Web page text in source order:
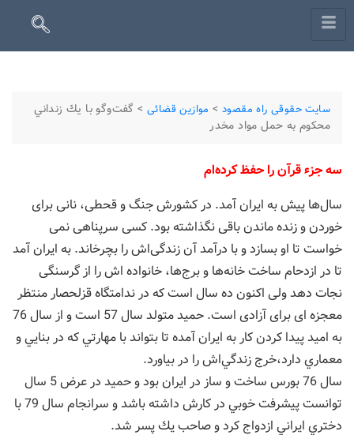
سایت حقوقی راه مقصود > موازین قضائی > گفت‌وگو با يك زنداني
محکوم به حمل مواد مخدر
سه جزء قرآن را حفظ کرده‌ام
سال‌ها پیش به ایران آمد. در کشورش جنگ و قحطی، نانی برای
خوردن و زنده ماندن باقی نگذاشته بود. کسی سرپناهی نمی
خواست تا او بسازد و با درآمد آن زندگی‌اش را بچرخاند. به ایران آمد
تا در ازدحام ساخت خانه‌ها و برج‌ها، خانواده اش را از گرسنگی
نجات دهد ولی اکنون ده سال است که در ندامتگاه قزلحصار منتظر
معجزه ای برای آزادی است. حميد متولد سال 57 است و از سال 76
به اميد پيدا كردن كار به ايران آمده تا بتواند با مهارتي كه در بنايي و
معماري دارد،‌خرج زندگي‌اش را در بياورد.
سال 76 بورس ساخت و ساز در ايران بود و حميد در عرض 5 سال
توانست پيشرفت خوبي در كارش داشته باشد و سرانجام سال 79 با
دختري ايراني ازدواج كرد و صاحب يك پسر شد.